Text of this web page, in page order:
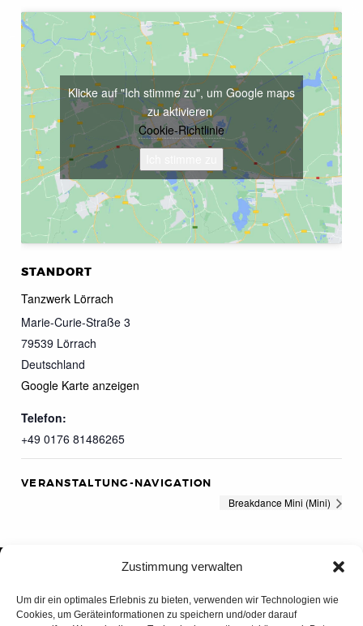
Zustimmung verwalten
Um dir ein optimales Erlebnis zu bieten, verwenden wir Technologien wie
Cookies, um Geräteinformationen zu speichern und/oder darauf
STANDORT
Tanzwerk Lörrach
Marie-Curie-Straße 3
79539 Lörrach
Deutschland
Google Karte anzeigen
Telefon:
+49 0176 81486265
Klicke auf "Ich stimme zu", um Google maps
zu aktivieren
Cookie-Richtlinie
VERANSTALTUNG-NAVIGATION
Breakdance Mini (Mini)